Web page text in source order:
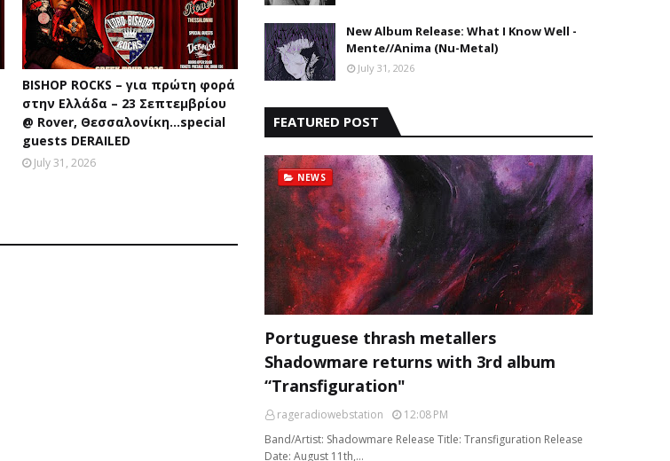
BISHOP ROCKS – για πρώτη φορά
στην Ελλάδα – 23 Σεπτεμβρίου
@ Rover, Θεσσαλονίκη...special
guests DERAILED
July 31, 2026
New Album Release: What I Know Well -
Mente//Anima (Nu-Metal)
July 31, 2026
FEATURED POST
NEWS
Portuguese thrash metallers
Shadowmare returns with 3rd album
“Transfiguration"
rageradiowebstation
12:08 PM
Band/Artist: Shadowmare Release Title: Transfiguration Release
Date: August 11th,…